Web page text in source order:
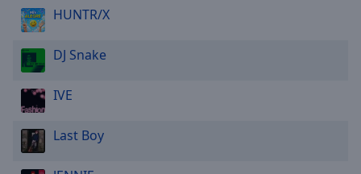
HUNTR/X
DJ Snake
IVE
Last Boy